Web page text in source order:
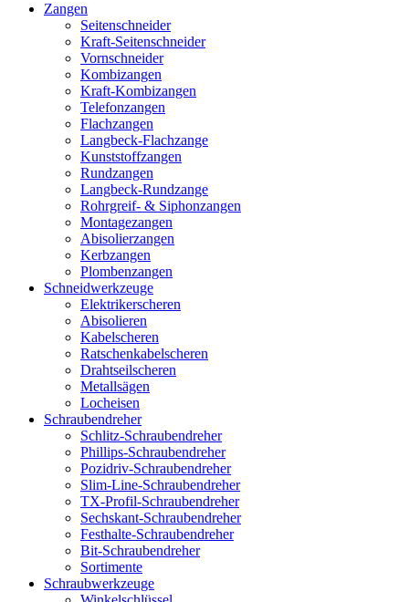
Zangen
Seitenschneider
Kraft-Seitenschneider
Vornschneider
Kombizangen
Kraft-Kombizangen
Telefonzangen
Flachzangen
Langbeck-Flachzange
Kunststoffzangen
Rundzangen
Langbeck-Rundzange
Rohrgreif- & Siphonzangen
Montagezangen
Abisolierzangen
Kerbzangen
Plombenzangen
Schneidwerkzeuge
Elektrikerscheren
Abisolieren
Kabelscheren
Ratschenkabelscheren
Drahtseilscheren
Metallsägen
Locheisen
Schraubendreher
Schlitz-Schraubendreher
Phillips-Schraubendreher
Pozidriv-Schraubendreher
Slim-Line-Schraubendreher
TX-Profil-Schraubendreher
Sechskant-Schraubendreher
Festhalte-Schraubendreher
Bit-Schraubendreher
Sortimente
Schraubwerkzeuge